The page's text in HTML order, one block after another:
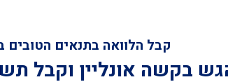
קבל הלוואה בתנאים הטובים
בקשה אונליין וקבל